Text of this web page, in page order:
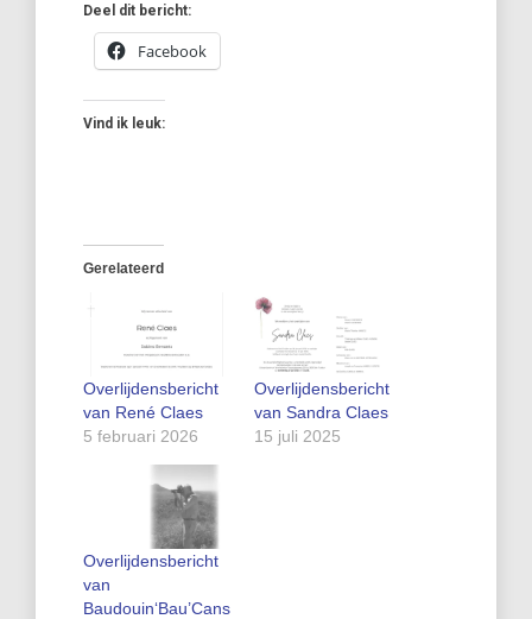
Deel dit bericht:
Facebook
Vind ik leuk:
Gerelateerd
Overlijdensbericht
van René Claes
5 februari 2026
Overlijdensbericht
van Sandra Claes
15 juli 2025
Overlijdensbericht
van
Baudouin‘Bau’Cans